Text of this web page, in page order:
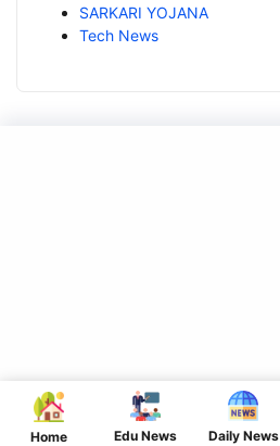
Home Edu News Daily News
SARKARI YOJANA
Tech News
Home
EDUCATIONAL NEWS